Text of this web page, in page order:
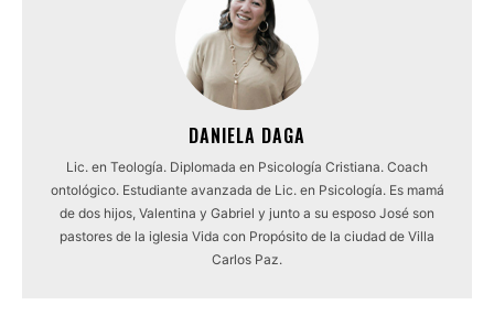
DANIELA DAGA
Lic. en Teología. Diplomada en Psicología Cristiana. Coach
ontológico. Estudiante avanzada de Lic. en Psicología. Es mamá
de dos hijos, Valentina y Gabriel y junto a su esposo José son
pastores de la iglesia Vida con Propósito de la ciudad de Villa
Carlos Paz.